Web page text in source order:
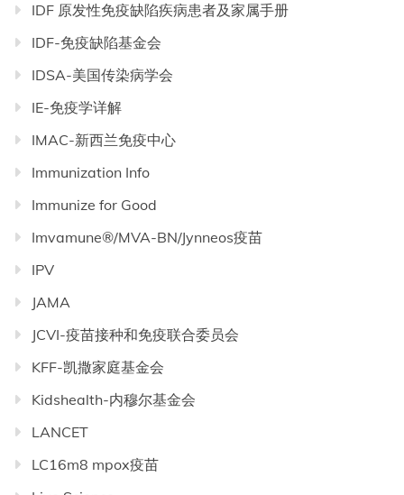
IDF 原发性免疫缺陷疾病患者及家属手册
IDF-免疫缺陷基金会
IDSA-美国传染病学会
IE-免疫学详解
IMAC-新西兰免疫中心
Immunization Info
Immunize for Good
Imvamune®/MVA-BN/Jynneos疫苗
IPV
JAMA
JCVI-疫苗接种和免疫联合委员会
KFF-凯撒家庭基金会
Kidshealth-内穆尔基金会
LANCET
LC16m8 mpox疫苗